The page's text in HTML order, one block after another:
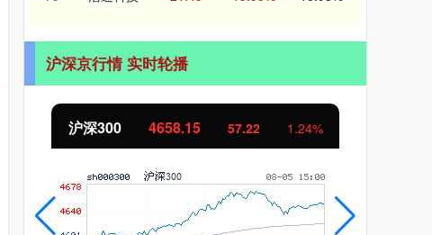
沪深京行情 实时轮播
北证50 1119.46 25.97 2.38%